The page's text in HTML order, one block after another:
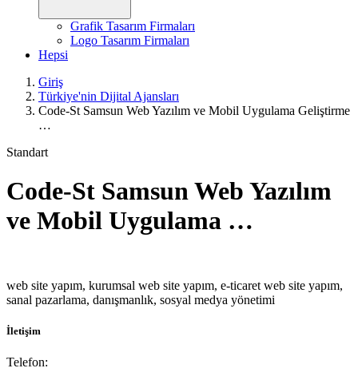
Grafik Tasarım Firmaları
Logo Tasarım Firmaları
Hepsi
Giriş
Türkiye'nin Dijital Ajansları
Code-St Samsun Web Yazılım ve Mobil Uygulama Geliştirme
…
Standart
Code-St Samsun Web Yazılım
ve Mobil Uygulama …
web site yapım, kurumsal web site yapım, e-ticaret web site yapım,
sanal pazarlama, danışmanlık, sosyal medya yönetimi
İletişim
Telefon: